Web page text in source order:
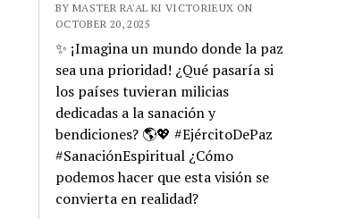
BY MASTER RA'AL KI VICTORIEUX ON
OCTOBER 20, 2025
✨ ¡Imagina un mundo donde la paz
sea una prioridad! ¿Qué pasaría si
los países tuvieran milicias
dedicadas a la sanación y
bendiciones? 🌎💖 #EjércitoDePaz
#SanaciónEspiritual ¿Cómo
podemos hacer que esta visión se
convierta en realidad?